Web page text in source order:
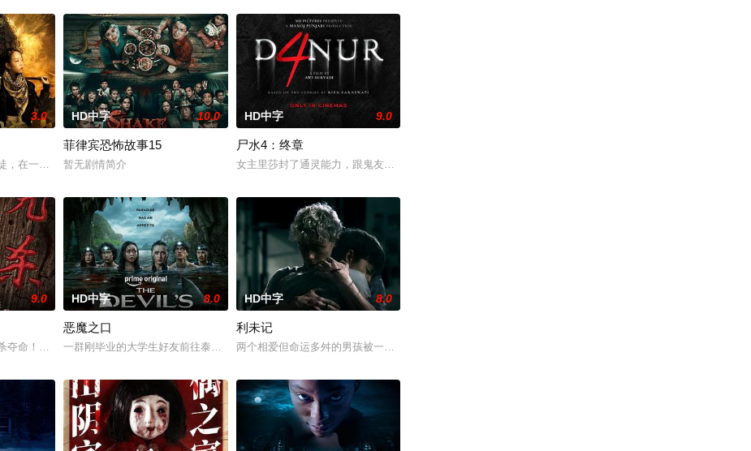
他踏上了寻母之旅。这不仅是对母亲下落的追寻，更是他探寻身世真相、寻求内心释怀的过程。
3.0
，在一次盗宝途中遇到神秘事件集体神秘消失。20年后寻宝队成员周西川和周嫣然、乐明为寻找神秘宝藏归还国家深入古楼兰无人区沙漠腹地，在神秘外星陨石
HD中字 10.0
菲律宾恐怖故事15
暂无剧情简介
HD中字 9.0
尸水4：终章
女主里莎封了通灵能力，跟鬼友断联多年，就想安安稳稳陪妹妹结婚。结果妹妹在老剧院求婚后直接被邪灵
而萨迦的喜悦被一股令人发寒的疑惧笼罩——她对新生儿产生了不为人知的猜疑，而乔恩对此一无所知。随着她独自面对这令人不
9.0
夺命！白米埋尸噬魂杀，鬼刃穿腹斩灵杀，女鬼点名要命！一幕幕“连环鬼杀”怵目惊心，令人胆寒！时局动荡，冤魂游离，怨灵四散。名流豪绅接连遭遇鬼灭之
HD中字 8.0
恶魔之口
一群刚毕业的大学生好友前往泰国海岸，开启步入社会前的最后一场冒险，慕名报名了名为 “恶魔之口” 的偏远洞穴潜水游览。此前的反常风暴将海
HD中字 8.0
利未记
两个相爱但命运多舛的男孩被一个暴力的存在所纠缠，这个存在会以他们最想要的那个人——也就是彼此——